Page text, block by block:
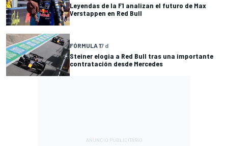
Leyendas de la F1 analizan el futuro de Max
Verstappen en Red Bull
FÓRMULA 17 d
Steiner elogia a Red Bull tras una importante
contratación desde Mercedes